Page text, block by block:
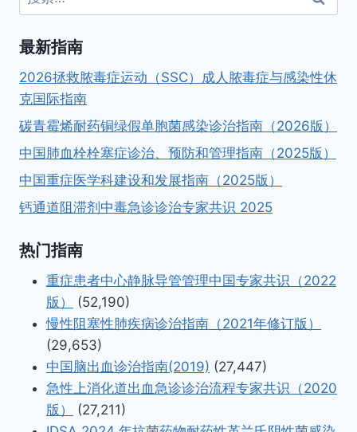
索：
最新指南
2026拯救脓毒症运动（SSC）成人脓毒症与感染性休
克国际指南
碳青霉烯耐药铜绿假单胞菌感染诊治指南（2026版）
中国肺血栓栓塞症诊治、预防和管理指南（2025版）
中国重症医学科建设和发展指南（2025版）
钙通道阻滞剂中毒急诊诊治专家共识 2025
热门指南
重症患者中心静脉导管管理中国专家共识（2022
版）
(52,190)
慢性阻塞性肺疾病诊治指南（2021年修订版）
(29,653)
中国脑出血诊治指南(2019) (27,447)
急性上消化道出血急诊诊治流程专家共识（2020
版）
(27,211)